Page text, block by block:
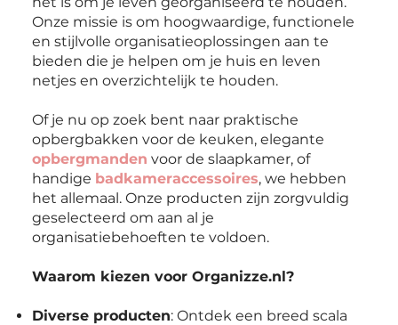
Onze missie is om hoogwaardige, functionele
en stijlvolle organisatieoplossingen aan te
bieden die je helpen om je huis en leven
netjes en overzichtelijk te houden.
Of je nu op zoek bent naar praktische
opbergbakken voor de keuken, elegante
opbergmanden voor de slaapkamer, of
handige badkameraccessoires, we hebben
het allemaal. Onze producten zijn zorgvuldig
geselecteerd om aan al je
organisatiebehoeften te voldoen.
Waarom kiezen voor Organizze.nl?
Diverse producten: Ontdek een breed scala